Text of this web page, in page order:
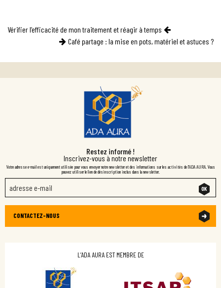
Navigation
l’article
Vérifier l’efficacité de mon traitement et réagir à temps
Café partage : la mise en pots, matériel et astuces ?
Restez informé !
Inscrivez-vous à notre newsletter
Votre adresse e-mail est uniquement utilisée pour vous envoyer notre newsletter et des informations sur les activités de l'ADA AURA. Vous
pouvez utiliser le lien de désinscription inclus dans la newsletter.
CONTACTEZ-NOUS
L’ADA AURA EST MEMBRE DE